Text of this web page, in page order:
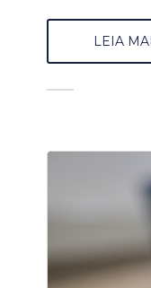
LEIA